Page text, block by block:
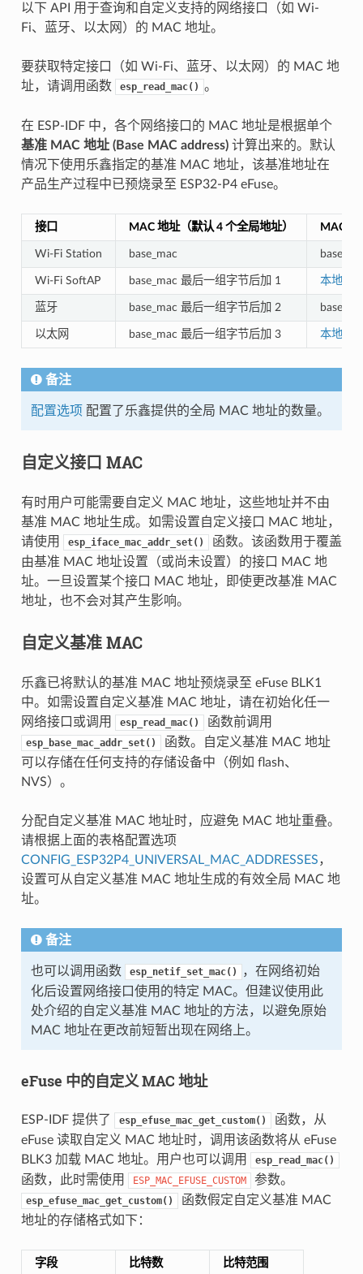
以下 API 用于查询和自定义支持的网络接口（如 Wi-
Fi、蓝牙、以太网）的 MAC 地址。
要获取特定接口（如 Wi-Fi、蓝牙、以太网）的 MAC 地
址，请调用函数
esp_read_mac() 。
在 ESP-IDF 中，各个网络接口的 MAC 地址是根据单个
基准 MAC 地址 (Base MAC address)计算出来的。默认
情况下使用乐鑫指定的基准 MAC 地址，该基准地址在
产品生产过程中已预烧录至 ESP32-P4 eFuse。
接口 MAC 地址（默认 4 个全局地址） MAC
Wi-Fi Station base_mac
Wi-Fi SoftAP base_mac 最后一组字节后加 1 本地
蓝牙 base_mac 最后一组字节后加 2
以太网 base_mac 最后一组字节后加 3 本地
备注
配置选项 配置了乐鑫提供的全局 MAC 地址的数量。
自定义接口 MAC
有时用户可能需要自定义 MAC 地址，这些地址并不由
基准 MAC 地址生成。如需设置自定义接口 MAC 地址，
请使用
esp_iface_mac_addr_set()
函数。该函数用于覆盖
由基准 MAC 地址设置（或尚未设置）的接口 MAC 地
址。一旦设置某个接口 MAC 地址，即使更改基准 MAC
地址，也不会对其产生影响。
自定义基准 MAC
乐鑫已将默认的基准 MAC 地址预烧录至 eFuse BLK1
中。如需设置自定义基准 MAC 地址，请在初始化任一
网络接口或调用
esp_read_mac() 函数前调用
esp_base_mac_addr_set()
函数。自定义基准 MAC 地址
可以存储在任何支持的存储设备中（例如 flash、
NVS）。
分配自定义基准 MAC 地址时，应避免 MAC 地址重叠。
请根据上面的表格配置选项
CONFIG_ESP32P4_UNIVERSAL_MAC_ADDRESSES，
设置可从自定义基准 MAC 地址生成的有效全局 MAC 地
址。
备注
也可以调用函数 esp_netif_set_mac()
，在网络初始
化后设置网络接口使用的特定 MAC。但建议使用此
处介绍的自定义基准 MAC 地址的方法，以避免原始
MAC 地址在更改前短暂出现在网络上。
eFuse 中的自定义 MAC 地址
ESP-IDF 提供了 esp_efuse_mac_get_custom()
函数，从
eFuse 读取自定义 MAC 地址时，调用该函数将从 eFuse
BLK3 加载 MAC 地址。用户也可以调用
esp_read_mac()
函数，此时需使用 ESP_MAC_EFUSE_CUSTOM 参数。
esp_efuse_mac_get_custom()
函数假定自定义基准 MAC
地址的存储格式如下：
字段 比特数 比特范围